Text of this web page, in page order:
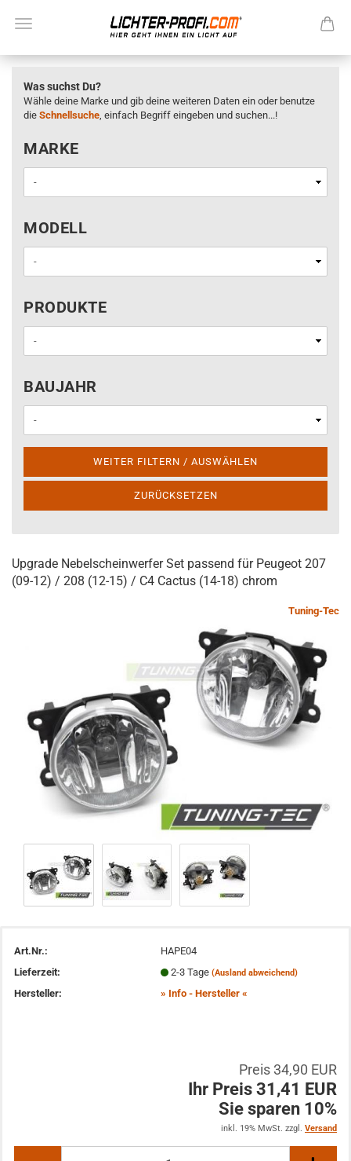
Was suchst Du?
Wähle deine Marke und gib deine weiteren Daten ein oder benutze
die Schnellsuche, einfach Begriff eingeben und suchen...!
MARKE
MARKE
MODELL
MODELL
PRODUKTE
PRODUKTE
BAUJAHR
BAUJAHR
WEITER FILTERN / AUSWÄHLEN
ZURÜCKSETZEN
Upgrade Nebelscheinwerfer Set passend für Peugeot 207
(09-12) / 208 (12-15) / C4 Cactus (14-18) chrom
Tuning-Tec
Art.Nr.:
HAPE04
Lieferzeit:
2-3 Tage (Ausland abweichend)
Hersteller: » Info - Hersteller «
Preis 34,90 EUR
Ihr Preis 31,41 EUR
Sie sparen 10%
inkl. 19% MwSt. zzgl. Versand